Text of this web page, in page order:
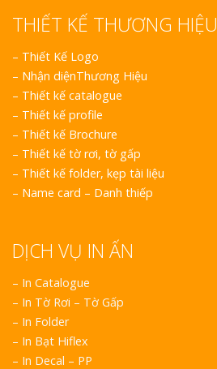
THIẾT KẾ THƯƠNG HIỆU
– Thiết Kế Logo
– Nhận diệnThương Hiệu
– Thiết kế catalogue
– Thiết kế profile
– Thiết kế Brochure
– Thiết kế tờ rơi, tờ gấp
– Thiết kế folder, kẹp tài liệu
– Name card – Danh thiếp
DỊCH VỤ IN ẤN
– In Catalogue
– In Tờ Rơi – Tờ Gấp
– In Folder
– In Bạt Hiflex
– In Decal – PP